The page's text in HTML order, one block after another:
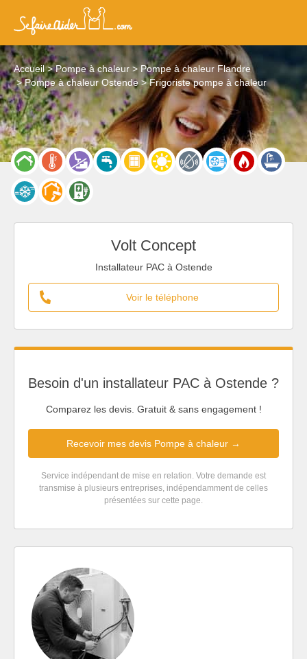
Accueil Pompe à chaleur
Pompe à chaleur Flandre
Pompe à chaleur Ostende
Frigoriste pompe à chaleur
Volt Concept
Installateur PAC à Ostende
Voir le téléphone
Besoin d'un installateur PAC à Ostende ?
Comparez les devis. Gratuit & sans engagement !
Recevoir mes devis Pompe à chaleur →
Service indépendant de mise en relation. Votre demande est
transmise à plusieurs entreprises, indépendamment de celles
présentées sur cette page.